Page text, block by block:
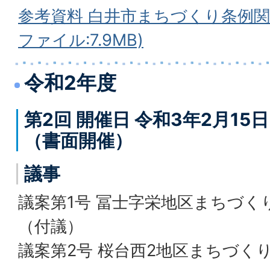
参考資料 白井市まちづくり条例
ファイル:7.9MB)
令和2年度
第2回 開催日 令和3年2月15
（書面開催）
議事
議案第1号 冨士字栄地区まちづ
（付議）
議案第2号 桜台西2地区まちづく